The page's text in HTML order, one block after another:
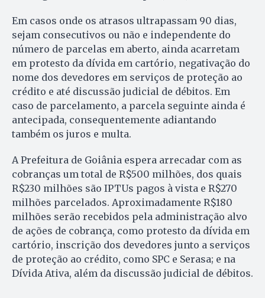
Em casos onde os atrasos ultrapassam 90 dias,
sejam consecutivos ou não e independente do
número de parcelas em aberto, ainda acarretam
em protesto da dívida em cartório, negativação do
nome dos devedores em serviços de proteção ao
crédito e até discussão judicial de débitos. Em
caso de parcelamento, a parcela seguinte ainda é
antecipada, consequentemente adiantando
também os juros e multa.
A Prefeitura de Goiânia espera arrecadar com as
cobranças um total de R$500 milhões, dos quais
R$230 milhões são IPTUs pagos à vista e R$270
milhões parcelados. Aproximadamente R$180
milhões serão recebidos pela administração alvo
de ações de cobrança, como protesto da dívida em
cartório, inscrição dos devedores junto a serviços
de proteção ao crédito, como SPC e Serasa; e na
Dívida Ativa, além da discussão judicial de débitos.